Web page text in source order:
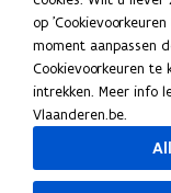
Tips voor
Bekijk ook
Spellingtests
Boek- en webwijzer
op
moment aanpassen
Cookievoorkeuren te
intrekken. Meer info
Vlaanderen.be.